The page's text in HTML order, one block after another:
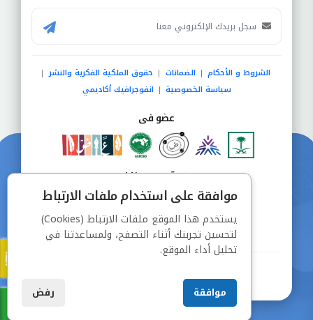
الشروط و الأحكام | الضمانات | حقوق الملكية الفكرية والنشر |
سياسة الخصوصية | انفوجرافيك أكاديمي
عضو فى
دفع آمن من خلال
موافقة على استخدام ملفات الارتباط
يستخدم هذا الموقع ملفات الارتباط (Cookies)
لتحسين تجربتك أثناء التصفح، ولمساعدتنا في
تحليل أداء الموقع.
موافقة رفض